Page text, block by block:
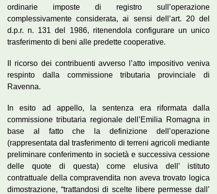
ordinarie imposte di registro sull’operazione
complessivamente considerata, ai sensi dell’art. 20 del
d.p.r. n. 131 del 1986, ritenendola configurare un unico
trasferimento di beni alle predette cooperative.
II ricorso dei contribuenti avverso l’atto impositivo veniva
respinto dalla commissione tributaria provinciale di
Ravenna.
In esito ad appello, la sentenza era riformata dalla
commissione tributaria regionale dell’Emilia Romagna in
base al fatto che la definizione dell’operazione
(rappresentata dal trasferimento di terreni agricoli mediante
preliminare conferimento in società e successiva cessione
delle quote di questa) come elusiva dell’ istituto
contrattuale della compravendita non aveva trovato logica
dimostrazione, “trattandosi di scelte libere permesse dall’